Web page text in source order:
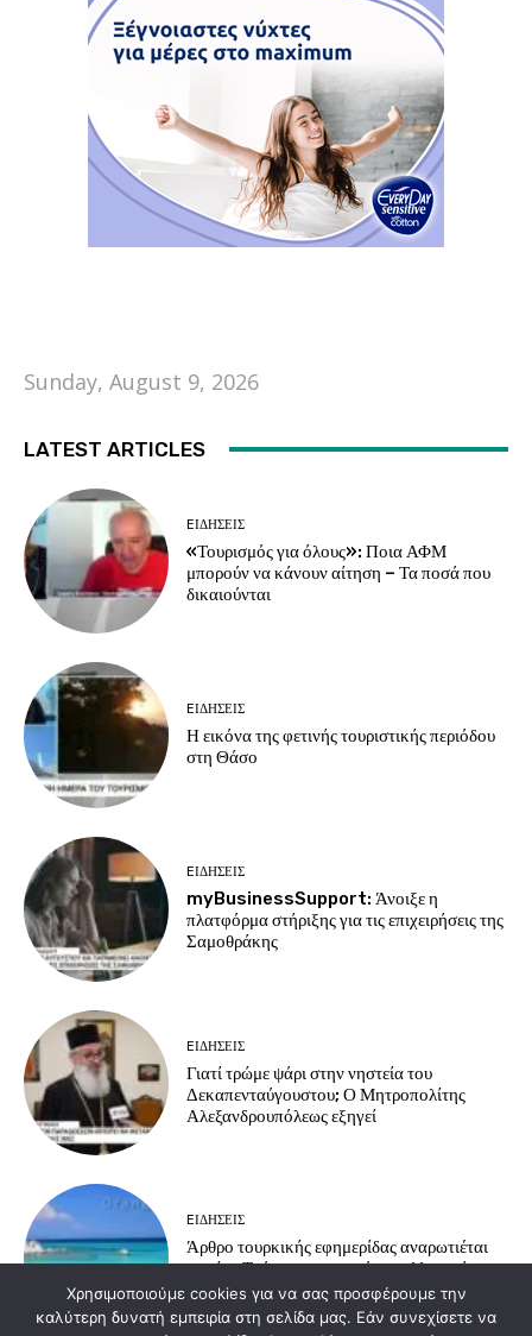
Sunday, August 9, 2026
LATEST ARTICLES
EΙΔΗΣΕΙΣ
«Τουρισμός για όλους»: Ποια ΑΦΜ
μπορούν να κάνουν αίτηση – Τα ποσά που
δικαιούνται
EΙΔΗΣΕΙΣ
Η εικόνα της φετινής τουριστικής περιόδου
στη Θάσο
EΙΔΗΣΕΙΣ
myBusinessSupport: Άνοιξε η
πλατφόρμα στήριξης για τις επιχειρήσεις της
Σαμοθράκης
EΙΔΗΣΕΙΣ
Γιατί τρώμε ψάρι στην νηστεία του
Δεκαπενταύγουστου; Ο Μητροπολίτης
Αλεξανδρουπόλεως εξηγεί
EΙΔΗΣΕΙΣ
Άρθρο τουρκικής εφημερίδας αναρωτιέται
γιατί οι Τούρκοι προτιμούν τα ελληνικά
νησιά για διακοπές
Χρησιμοποιούμε cookies για να σας προσφέρουμε την
καλύτερη δυνατή εμπειρία στη σελίδα μας. Εάν συνεχίσετε να